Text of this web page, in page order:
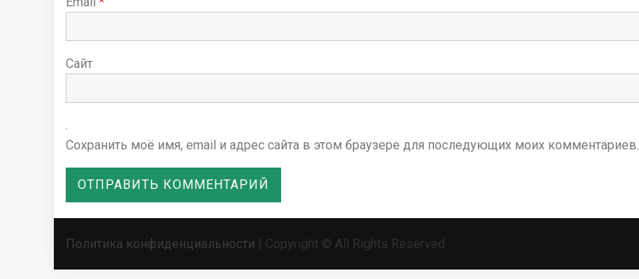
Сайт
Сохранить моё имя, email и адрес сайта в этом браузере для последующих моих комментариев.
Политика конфиденциальности | Copyright © All Rights Reserved.